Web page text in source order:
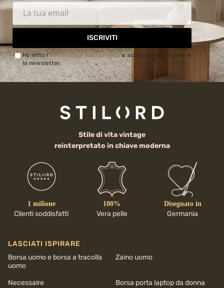
ISCRIVITI
Ho letto l'Informativa sulla privacye acconsento a ricevere
la newsletter.
Stile di vita vintage
reinterpretato in chiave moderna
1 milione
Clienti soddisfatti
100%
Vera pelle
Disegnato in
Germania
LASCIATI ISPIRARE
Borsa uomo e borsa a tracolla
uomo
Zaino uomo
Necessaire
Borsa porta laptop da donna